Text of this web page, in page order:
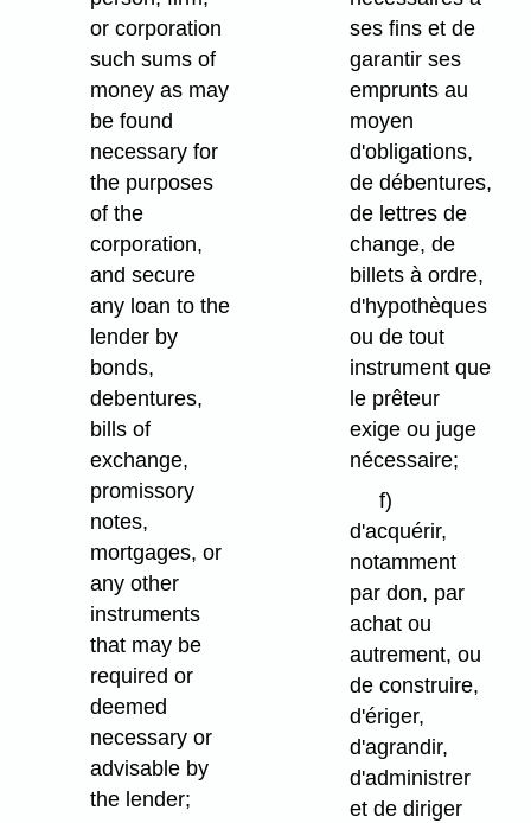
or corporation
such sums of
money as may
be found
necessary for
the purposes
of the
corporation,
and secure
any loan to the
lender by
bonds,
debentures,
bills of
exchange,
promissory
notes,
mortgages, or
any other
instruments
that may be
required or
deemed
necessary or
advisable by
the lender;
ses fins et de
garantir ses
emprunts au
moyen
d'obligations,
de débentures,
de lettres de
change, de
billets à ordre,
d'hypothèques
ou de tout
instrument que
le prêteur
exige ou juge
nécessaire;
f)
d'acquérir,
notamment
par don, par
achat ou
autrement, ou
de construire,
d'ériger,
d'agrandir,
d'administrer
et de diriger